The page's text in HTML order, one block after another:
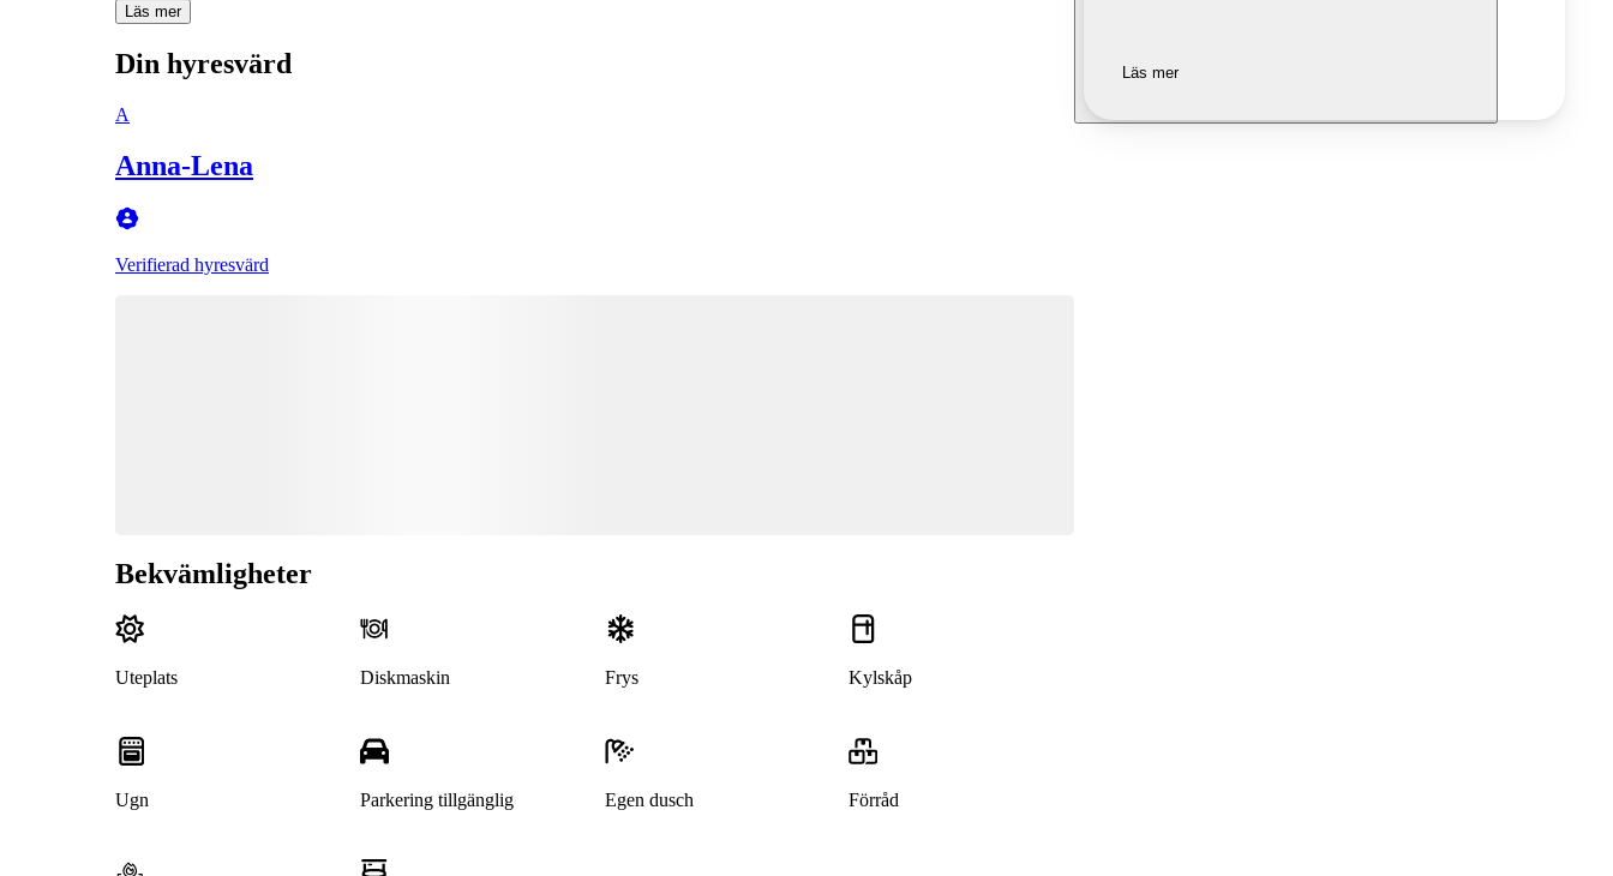
Läs mer
Din hyresvärd
A
Anna-Lena
Verifierad hyresvärd
Bekvämligheter
Uteplats Diskmaskin Frys Kylskåp
Ugn Parkering tillgänglig Egen dusch Förråd
Läs mer